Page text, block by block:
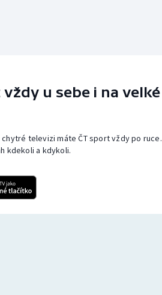
u sebe i na velké
chytré televizi máte ČT sport vždy po ruce.
kdekoli a kdykoli.